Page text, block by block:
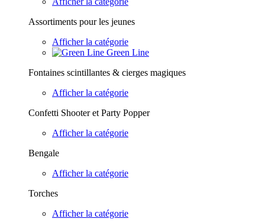
Assortiments pour les jeunes
Afficher la catégorie
Green Line
Fontaines scintillantes & cierges magiques
Afficher la catégorie
Confetti Shooter et Party Popper
Afficher la catégorie
Bengale
Afficher la catégorie
Torches
Afficher la catégorie